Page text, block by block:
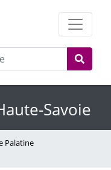
Savoie
Palatine